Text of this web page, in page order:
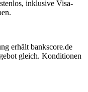
inklusive Visa-
erhält bankscore.de
gleich. Konditionen